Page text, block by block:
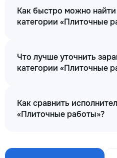
Как быстро можно
категории «Плиточные
Что лучше уточнить
категории «Плиточные
Как сравнить
«Плиточные работы»?